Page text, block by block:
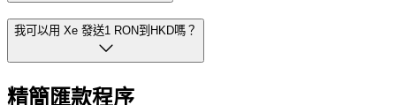
我可以用 Xe 發送1 RON到HKD嗎？
精簡匯款程序